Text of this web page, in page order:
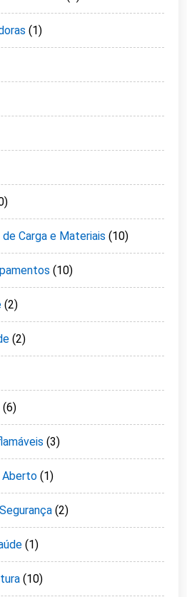
(1)
Carga e Materiais (10)
(10)
(2)
(2)
(6)
(3)
Aberto (1)
(2)
(1)
(10)